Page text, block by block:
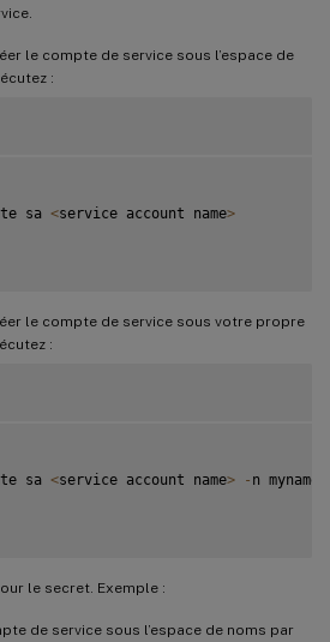
le compte de service sous l’espace de
:
sa <service account name>
le compte de service sous votre propre
:
sa <service account name> - n
le secret. Exemple :
de service sous l’espace de noms par